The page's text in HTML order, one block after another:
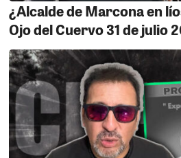
¿Alcalde de Marcona en
Ojo del Cuervo 31 de julio